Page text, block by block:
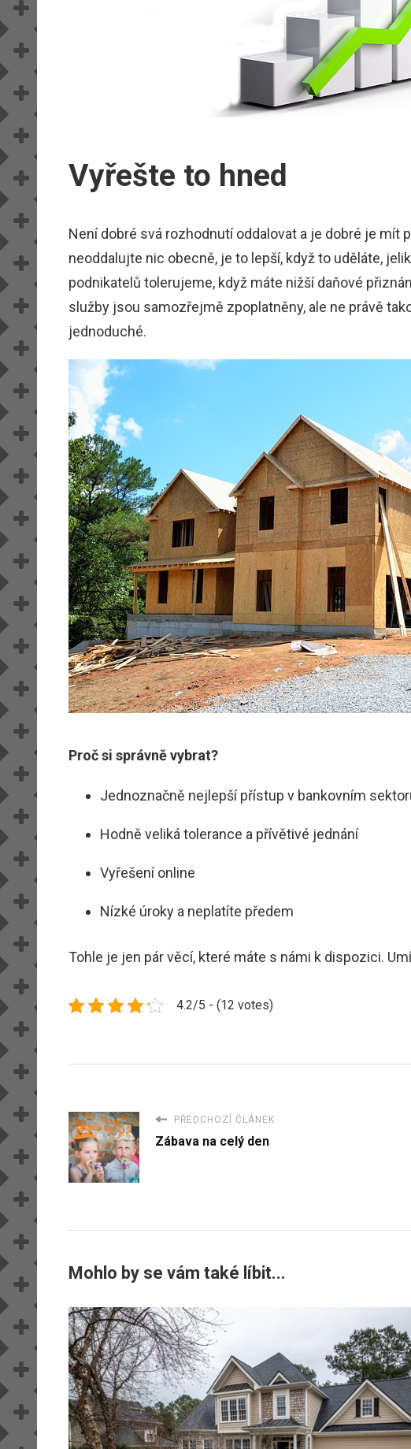
Vyřešte to hned
Není dobré svá rozhodnutí oddalovat a je dobré je
neoddalujte nic obecně, je to lepší, když to uděláte,
podnikatelů tolerujeme, když máte nižší daňové
služby jsou samozřejmě zpoplatněny, ale ne právě
jednoduché.
Proč si správně vybrat?
Jednoznačně nejlepší přístup v bankovním
Hodně veliká tolerance a přívětivé jednání
Vyřešení online
Nízké úroky a neplatíte předem
Tohle je jen pár věcí, které máte s námi k dispozici.
4.2/5 - (12 votes)
PŘEDCHOZÍ ČLÁNEK
Zábava na celý den
Mohlo by se vám také líbit...